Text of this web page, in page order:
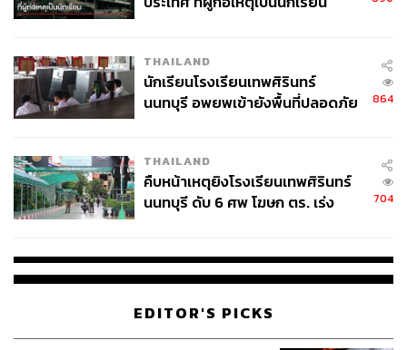
THAILAND
นักเรียนโรงเรียนเทพศิรินทร์
นนทบุรี อพยพเข้ายังพื้นที่ปลอดภัย
864
THAILAND
คืบหน้าเหตุยิงโรงเรียนเทพศิรินทร์
นนทบุรี ดับ 6 ศพ โฆษก ตร. เร่ง
704
EDITOR'S PICKS